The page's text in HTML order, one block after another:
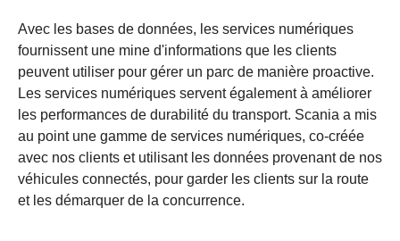
Avec les bases de données, les services numériques
fournissent une mine d'informations que les clients
peuvent utiliser pour gérer un parc de manière proactive.
Les services numériques servent également à améliorer
les performances de durabilité du transport. Scania a mis
au point une gamme de services numériques, co-créée
avec nos clients et utilisant les données provenant de nos
véhicules connectés, pour garder les clients sur la route
et les démarquer de la concurrence.